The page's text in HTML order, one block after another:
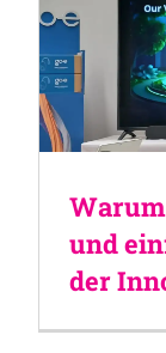
und
der